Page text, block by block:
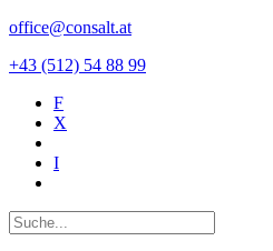
office@consalt.at
+43 (512) 54 88 99
F
X
I